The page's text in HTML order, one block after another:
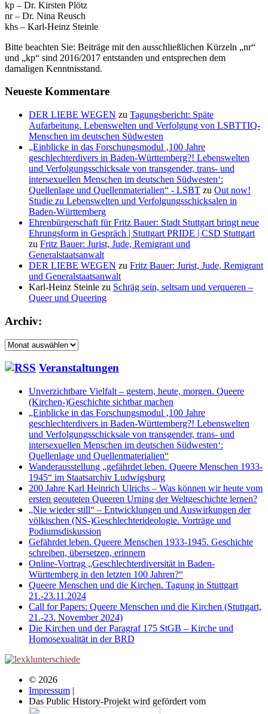
kp – Dr. Kirsten Plötz
nr – Dr. Nina Reusch
khs – Karl-Heinz Steinle
Bitte beachten Sie: Beiträge mit den ausschließlichen Kürzeln „nr“
und „kp“ sind 2016/2017 entstanden und entsprechen dem
damaligen Kenntnisstand.
Neueste Kommentare
DER LIEBE WEGEN zu Tagungsbericht: Späte
Aufarbeitung. Lebenswelten und Verfolgung von LSBTTIQ-
Menschen im deutschen Südwesten
„Einblicke in das Forschungsmodul ‚100 Jahre
geschlechterdivers in Baden-Württemberg?! Lebenswelten
und Verfolgungsschicksale von transgender, trans- und
intersexuellen Menschen im deutschen Südwesten‘:
Quellenlage und Quellenmaterialien“ - LSBT zu Out now!
Studie zu Lebenswelten und Verfolgungsschicksalen in
Baden-Württemberg
Ehrenbürgerschaft für Fritz Bauer: Stadt Stuttgart bringt neue
Ehrungsform in Gespräch | Stuttgart PRIDE | CSD Stuttgart
zu Fritz Bauer: Jurist, Jude, Remigrant und
Generalstaatsanwalt
DER LIEBE WEGEN zu Fritz Bauer: Jurist, Jude, Remigrant
und Generalstaatsanwalt
Karl-Heinz Steinle zu Schräg sein, seltsam und verqueren –
Queer und Queering
Archiv:
Archiv:
Veranstaltungen
Unverzichtbare Vielfalt – gestern, heute, morgen. Queere
(Kirchen-)Geschichte sichtbar machen
„Einblicke in das Forschungsmodul ‚100 Jahre
geschlechterdivers in Baden-Württemberg?! Lebenswelten
und Verfolgungsschicksale von transgender, trans- und
intersexuellen Menschen im deutschen Südwesten‘:
Quellenlage und Quellenmaterialien“
Wanderausstellung „gefährdet leben. Queere Menschen 1933-
1945“ im Staatsarchiv Ludwigsburg
200 Jahre Karl Heinrich Ulrichs – Was können wir heute vom
ersten geouteten Queeren Urning der Weltgeschichte lernen?
„Nie wieder still“ – Entwicklungen und Auswirkungen der
völkischen (NS-)Geschlechterideologie. Vorträge und
Podiumsdiskussion
Gefährdet leben. Queere Menschen 1933-1945. Geschichte
schreiben, übersetzen, erinnern
Online-Vortrag „Geschlechterdiversität in Baden-
Württemberg in den letzten 100 Jahren?“
Queere Menschen und die Kirchen. Tagung in Stuttgart
21.-23.11.2024
Call for Papers: Queere Menschen und die Kirchen (Stuttgart,
21.-23. November 2024)
Die Kirchen und der Paragraf 175 StGB – Kirche und
Homosexualität in der BRD
© 2026
Impressum |
Das Public History-Projekt wird gefördert vom